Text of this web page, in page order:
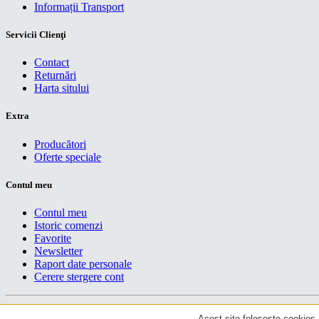
Informații Transport
Servicii Clienţi
Contact
Returnări
Harta sitului
Extra
Producători
Oferte speciale
Contul meu
Contul meu
Istoric comenzi
Favorite
Newsletter
Raport date personale
Cerere stergere cont